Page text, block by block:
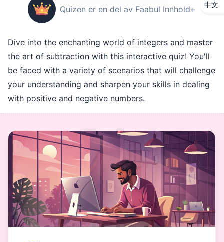
中文
Quizen er en del av Faabul Innhold+
Dive into the enchanting world of integers and master
the art of subtraction with this interactive quiz! You'll
be faced with a variety of scenarios that will challenge
your understanding and sharpen your skills in dealing
with positive and negative numbers.